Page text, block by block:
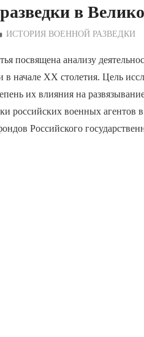
в
Дежурный по Редакции
ИСТОРИЯ ВОЕННОЙ РАЗВЕДКИ
посвящена анализу
в начале XX столетия. Цель
их влияния на
российских военных
Российского